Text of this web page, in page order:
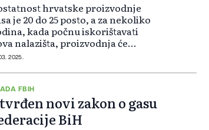
hrvatske proizvodnje
je 20 do 25 posto, a za nekoliko
kada počnu iskorištavati
nalazišta, proizvodnja će
polovinu potreba.
2025.
FBIH
novi zakon o gasu
BiH